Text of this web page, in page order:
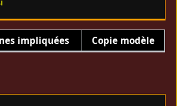
impliquées Copie modèle